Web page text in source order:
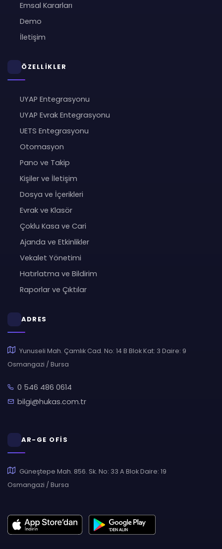
Emsal Kararları
Demo
İletişim
ÖZELLİKLER
UYAP Entegrasyonu
UYAP Evrak Entegrasyonu
UETS Entegrasyonu
Otomasyon
Pano ve Takip
Kişiler ve İletişim
Dosya ve İçerikleri
Evrak ve Klasör
Çoklu Kasa ve Cari
Ajanda ve Etkinlikler
Vekalet Yönetimi
Hatırlatma ve Bildirim
Raporlar ve Çıktılar
ADRES
Yunuseli Mah. Çamlık Cad. No: 14 B Blok Kat: 3 Daire: 9
Osmangazi / Bursa
0 546 486 0614
bilgi@hukas.com.tr
AR-GE OFİS
Güneştepe Mah. 856. Sk. No: 33 A Blok Daire: 19
Osmangazi / Bursa